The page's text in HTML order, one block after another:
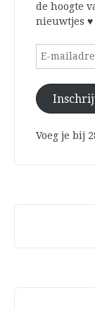
de hoogte
nieuwtjes ♥
E-
Voeg je bij